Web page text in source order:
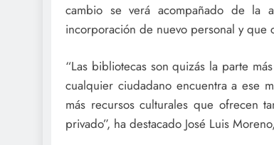
cambio se verá acompañado de la
incorporación de nuevo personal y que
“Las bibliotecas son quizás la parte
cualquier ciudadano encuentra a ese
más recursos culturales que ofrecen
privado”, ha destacado José Luis